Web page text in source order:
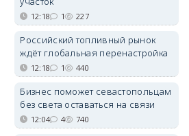
12:18 1 227
Российский топливный рынок
ждёт глобальная перенастройка
12:18 1 440
Бизнес поможет севастопольцам
без света оставаться на связи
12:04 4 740